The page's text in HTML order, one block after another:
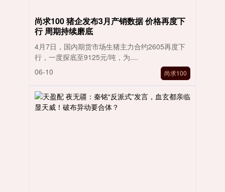
尚求100 猪企发布3月产销数据 价格再度下
行 周期持续磨底
4月7日，国内期货市场生猪主力合约2605再度下
行，一度探底至9125元/吨，为....
06-10
尚求100